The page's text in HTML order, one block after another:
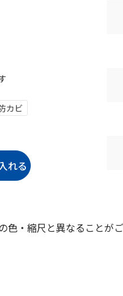
カビ
・縮尺と異なることが